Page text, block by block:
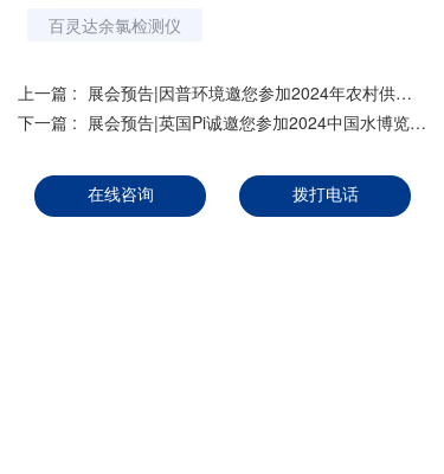
拨打电话
在线咨询
百灵达余氯检测仪
上一篇 : 展会预告|因普环境邀您参加2024年农村供水保障技术与管理能力提升专题培训班
下一篇 : 展会预告|英国Pi诚邀您参加2024中国水博览会暨中国水务创新技术交流会
分享到：